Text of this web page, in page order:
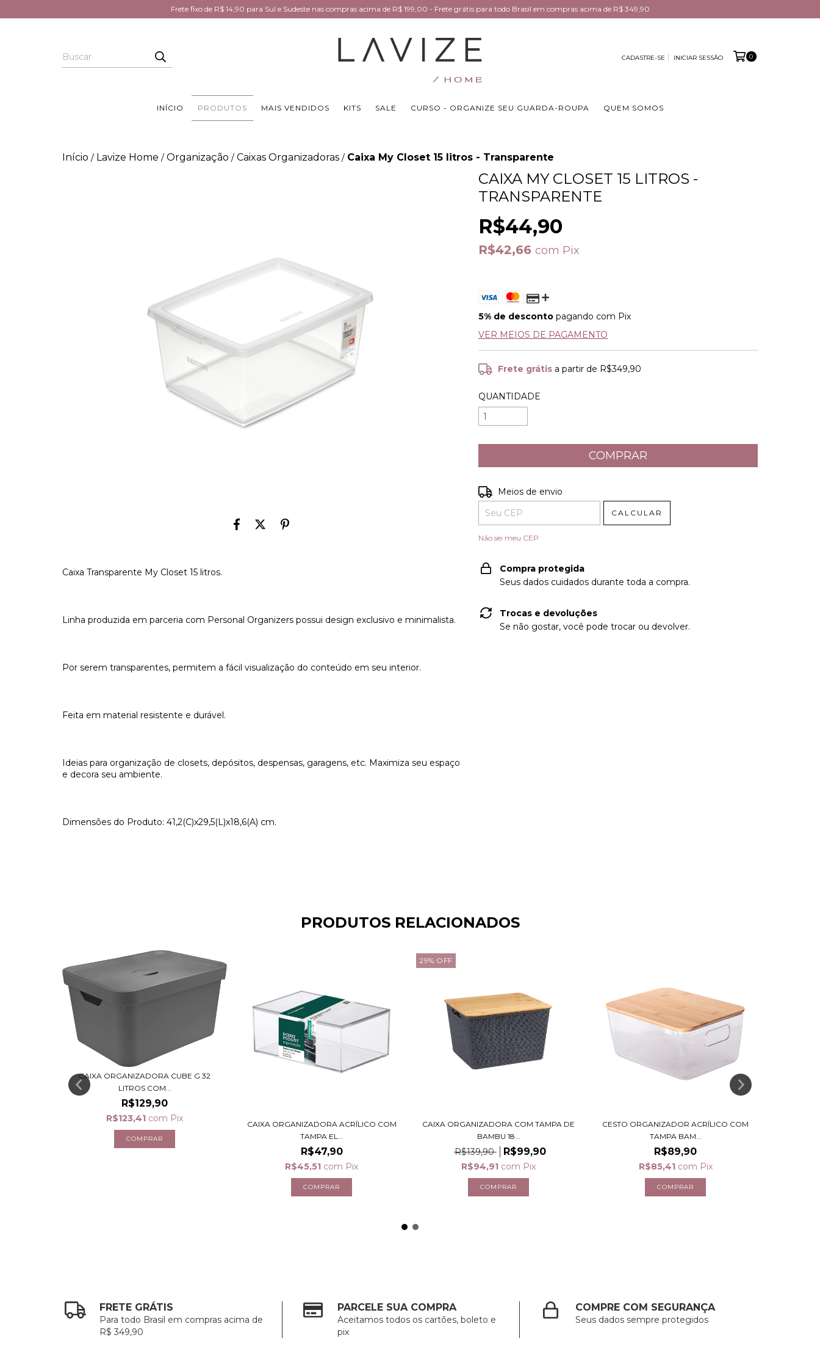
Frete fixo de R$ 14,90 para Sul e Sudeste nas compras acima de R$ 199,00 - Frete grátis para todo Brasil em compras acima de R$ 349,90
CADASTRE-SE INICIAR SESSÃO 0
INÍCIO PRODUTOS MAIS VENDIDOS KITS SALE CURSO - ORGANIZE SEU GUARDA-ROUPA QUEM SOMOS
Início / Lavize Home / Organização / Caixas Organizadoras / Caixa My Closet 15 litros - Transparente
Caixa Transparente My Closet 15 litros.
Linha produzida em parceria com Personal Organizers possui design exclusivo e minimalista.
Por serem transparentes, permitem a fácil visualização do conteúdo em seu interior.
Feita em material resistente e durável.
Ideias para organização de closets, depósitos, despensas, garagens, etc. Maximiza seu espaço
e decora seu ambiente.
Dimensões do Produto: 41,2(C)x29,5(L)x18,6(A) cm.
CAIXA MY CLOSET 15 LITROS -
TRANSPARENTE
R$44,90
R$42,66com Pix
5% de desconto pagando com Pix
VER MEIOS DE PAGAMENTO
Frete grátis a partir de R$349,90
QUANTIDADE
Entregas para o CEP:
Meios de envio
CALCULAR
Não sei meu CEP
Compra protegida
Seus dados cuidados durante toda a compra.
Trocas e devoluções
Se não gostar, você pode trocar ou devolver.
PRODUTOS RELACIONADOS
CAIXA ORGANIZADORA CUBE G 32
LITROS COM...
R$129,90
R$123,41 com Pix
CAIXA ORGANIZADORA ACRÍLICO COM
TAMPA EL...
R$47,90
R$45,51 com Pix
29% OFF
CAIXA ORGANIZADORA COM TAMPA DE
BAMBU 18...
R$139,90 R$99,90
R$94,91 com Pix
CESTO ORGANIZADOR ACRÍLICO COM
TAMPA BAM...
R$89,90
R$85,41 com Pix
FRETE GRÁTIS
Para todo Brasil em compras acima de
R$ 349,90
PARCELE SUA COMPRA
Aceitamos todos os cartões, boleto e
pix
COMPRE COM SEGURANÇA
Seus dados sempre protegidos